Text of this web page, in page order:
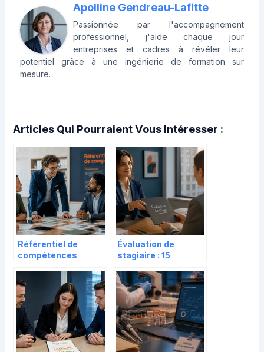
Apolline Gendreau-Lafitte
Passionnée par l'accompagnement
professionnel, j'aide chaque jour
entreprises et cadres à révéler leur
potentiel grâce à une ingénierie de formation sur
mesure.
Articles Qui Pourraient Vous Intéresser :
Référentiel de
compétences
points communs, 5
spécificités et 1
cadre de carrière
Évaluation de
stagiaire : 15
commentaires pour
un feedback
constructif